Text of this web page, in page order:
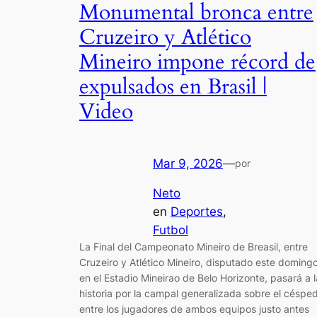
Monumental bronca entre
Cruzeiro y Atlético
Mineiro impone récord de
expulsados en Brasil |
Video
Mar 9, 2026—por
Neto
en Deportes
Futbol
La Final del Campeonato Mineiro de Breasil, entre
Cruzeiro y Atlético Mineiro, disputado este
en el Estadio Mineirao de Belo Horizonte, pasará a
historia por la campal generalizada sobre el césped
entre los jugadores de ambos equipos justo antes